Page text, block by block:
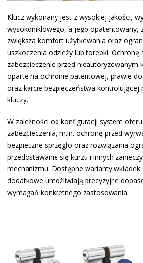
Klucz wykonany jest z wysokiej jakości,
wysokoniklowego, a jego opatentowany,
zwiększa komfort użytkowania oraz
uszkodzenia odzieży lub torebki. Ochronę
zabezpieczenie przed nieautoryzowanym
oparte na ochronie patentowej, prawie
oraz karcie bezpieczeństwa kontrolującej
kluczy.
W zależności od konfiguracji system
zabezpieczenia, m.in. ochronę przed
bezpieczne sprzęgło oraz rozwiązania
przedostawanie się kurzu i innych
mechanizmu. Dostępne warianty wkładek
dodatkowe umożliwiają precyzyjne
wymagań konkretnego zastosowania.